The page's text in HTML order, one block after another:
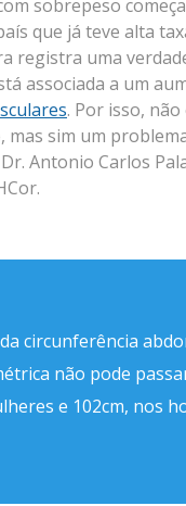
sobrepeso
que já teve alta
registra uma
associada a um
. Por isso, não
mas sim um
Antonio Carlos
circunferência
não pode
e 102cm, nos